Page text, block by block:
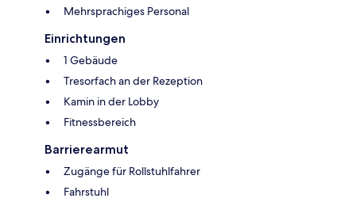
Mehrsprachiges Personal
Einrichtungen
1 Gebäude
Tresorfach an der Rezeption
Kamin in der Lobby
Fitnessbereich
Barrierearmut
Zugänge für Rollstuhlfahrer
Fahrstuhl